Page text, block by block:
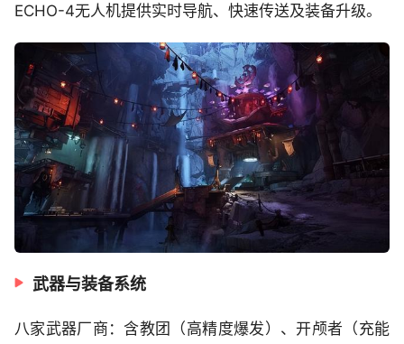
ECHO-4无人机提供实时导航、快速传送及装备升级。
武器与装备系统
八家武器厂商：含教团（高精度爆发）、开颅者（充能